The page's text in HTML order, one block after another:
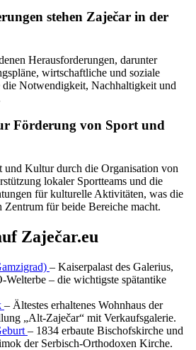
stehen Zaječar in der
Herausforderungen, darunter
wirtschaftliche und soziale
die Notwendigkeit, Nachhaltigkeit und
Förderung von Sport und
und Kultur durch die Organisation von
lokaler Sportteams und die
für kulturelle Aktivitäten, was die
Zentrum für beide Bereiche macht.
Zaječar.eu
– Kaiserpalast des Galerius,
Welterbe – die wichtigste spätantike
– Ältestes erhaltenes Wohnhaus der
„Alt-Zaječar“ mit Verkaufsgalerie.
– 1834 erbaute Bischofskirche und
der Serbisch-Orthodoxen Kirche.